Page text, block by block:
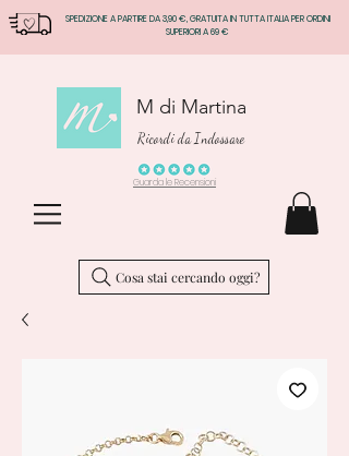
SPEDIZIONE A PARTIRE DA 3,90 €, GRATUITA IN TUTTA ITALIA PER ORDINI
SUPERIORI A 69 €
M di Martina
Ricordi da Indossare
Guarda le Recensioni
Cosa stai cercando oggi?